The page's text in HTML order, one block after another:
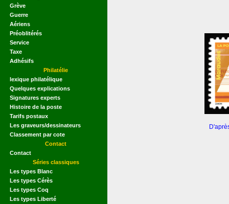
Grève
Guerre
Aériens
Préoblitérés
Service
Taxe
Adhésifs
Philatélie
lexique philatélique
Quelques explications
Signatures experts
Histoire de la poste
Tarifs postaux
Les graveurs/dessinateurs
Classement par cote
Contact
Contact
Séries classiques
Les types Blanc
Les types Cérès
Les types Coq
Les types Liberté